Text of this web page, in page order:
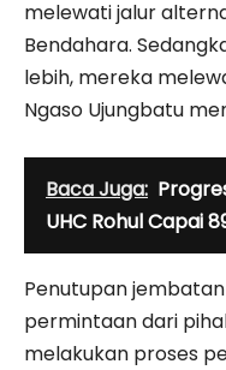
melewati jalur
Bendahara.
lebih, mereka
Ngaso Ujungbatu
Baca Juga:
UHC Rohul Capai
Penutupan
permintaan dari
melakukan proses